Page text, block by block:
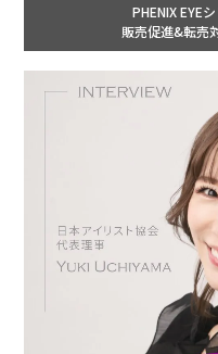
PHENIX EYE
販売促進&転売